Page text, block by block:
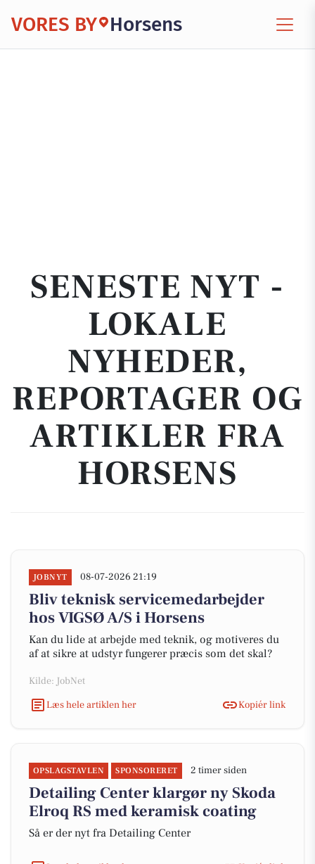
VORES BY Horsens
SENESTE NYT -
LOKALE
NYHEDER,
REPORTAGER OG
ARTIKLER FRA
HORSENS
JOBNYT 08-07-2026 21:19
Bliv teknisk servicemedarbejder
hos VIGSØ A/S i Horsens
Kan du lide at arbejde med teknik, og motiveres du
af at sikre at udstyr fungerer præcis som det skal?
Kilde: JobNet
Læs hele artiklen her
Kopiér link
OPSLAGSTAVLEN SPONSORERET 2 timer siden
Detailing Center klargør ny Skoda
Elroq RS med keramisk coating
Så er der nyt fra Detailing Center